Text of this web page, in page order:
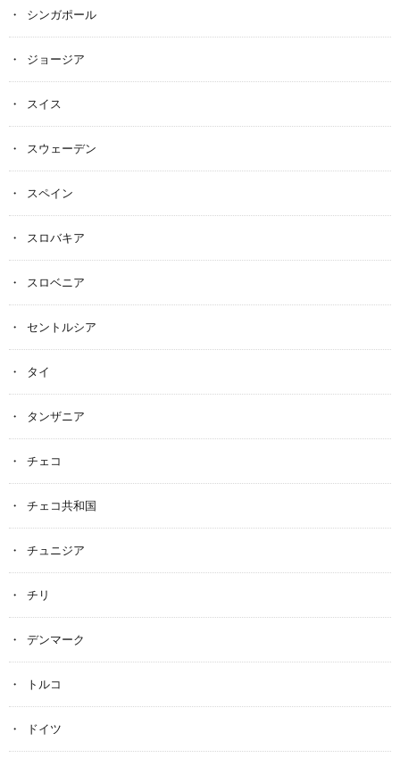
シンガポール
ジョージア
スイス
スウェーデン
スペイン
スロバキア
スロベニア
セントルシア
タイ
タンザニア
チェコ
チェコ共和国
チュニジア
チリ
デンマーク
トルコ
ドイツ